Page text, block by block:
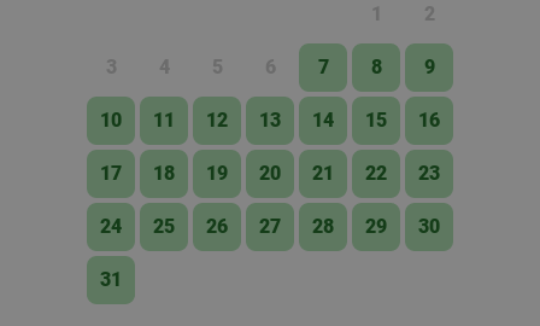
1 2
3 4 5 6 7 8 9
10 11 12 13 14 15 16
17 18 19 20 21 22 23
24 25 26 27 28 29 30
31